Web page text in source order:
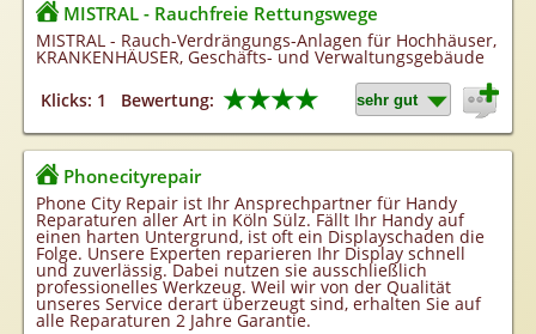
MISTRAL - Rauchfreie Rettungswege
MISTRAL - Rauch-Verdrängungs-Anlagen für Hochhäuser,
KRANKENHÄUSER, Geschäfts- und Verwaltungsgebäude
Klicks: 1
Bewertung: ★★★★
Phonecityrepair
Phone City Repair ist Ihr Ansprechpartner für Handy
Reparaturen aller Art in Köln Sülz. Fällt Ihr Handy auf
einen harten Untergrund, ist oft ein Displayschaden die
Folge. Unsere Experten reparieren Ihr Display schnell
und zuverlässig. Dabei nutzen sie ausschließlich
professionelles Werkzeug. Weil wir von der Qualität
unseres Service derart überzeugt sind, erhalten Sie auf
alle Reparaturen 2 Jahre Garantie.